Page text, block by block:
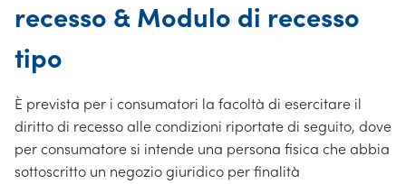
recesso & Modulo di recesso
tipo
È prevista per i consumatori la facoltà di esercitare il
diritto di recesso alle condizioni riportate di seguito, dove
per consumatore si intende una persona fisica che abbia
sottoscritto un negozio giuridico per finalità